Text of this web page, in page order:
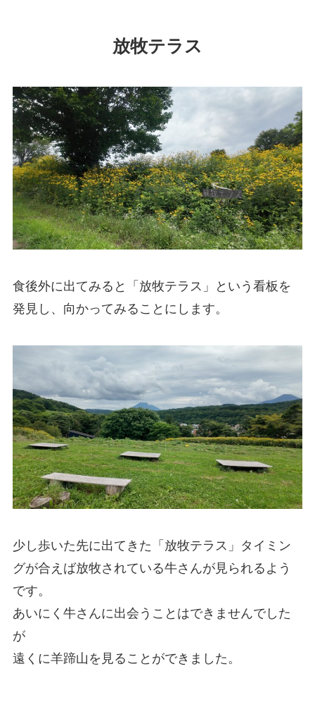
放牧テラス
食後外に出てみると「放牧テラス」という看板を
発見し、向かってみることにします。
少し歩いた先に出てきた「放牧テラス」タイミン
グが合えば放牧されている牛さんが見られるよう
です。
あいにく牛さんに出会うことはできませんでした
が
遠くに羊蹄山を見ることができました。